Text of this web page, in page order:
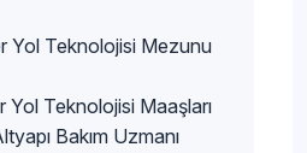
Yol Teknolojisi Mezunu
Yol Teknolojisi Maaşları
Bakım Uzmanı